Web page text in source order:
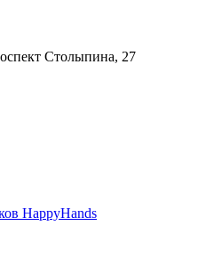
Столыпина, 27